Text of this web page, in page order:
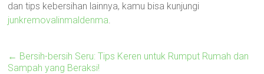
dan tips kebersihan lainnya, kamu bisa kunjungi
junkremovalinmaldenma.
← Bersih-bersih Seru: Tips Keren untuk Rumput Rumah dan
Sampah yang Beraksi!